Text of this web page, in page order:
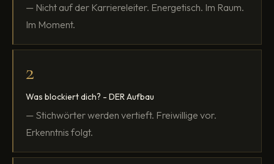
— Nicht auf der Karriereleiter. Energetisch. Im Raum.
Im Moment.
2
Was blockiert dich? - DER Aufbau
— Stichwörter werden vertieft. Freiwillige vor.
Erkenntnis folgt.